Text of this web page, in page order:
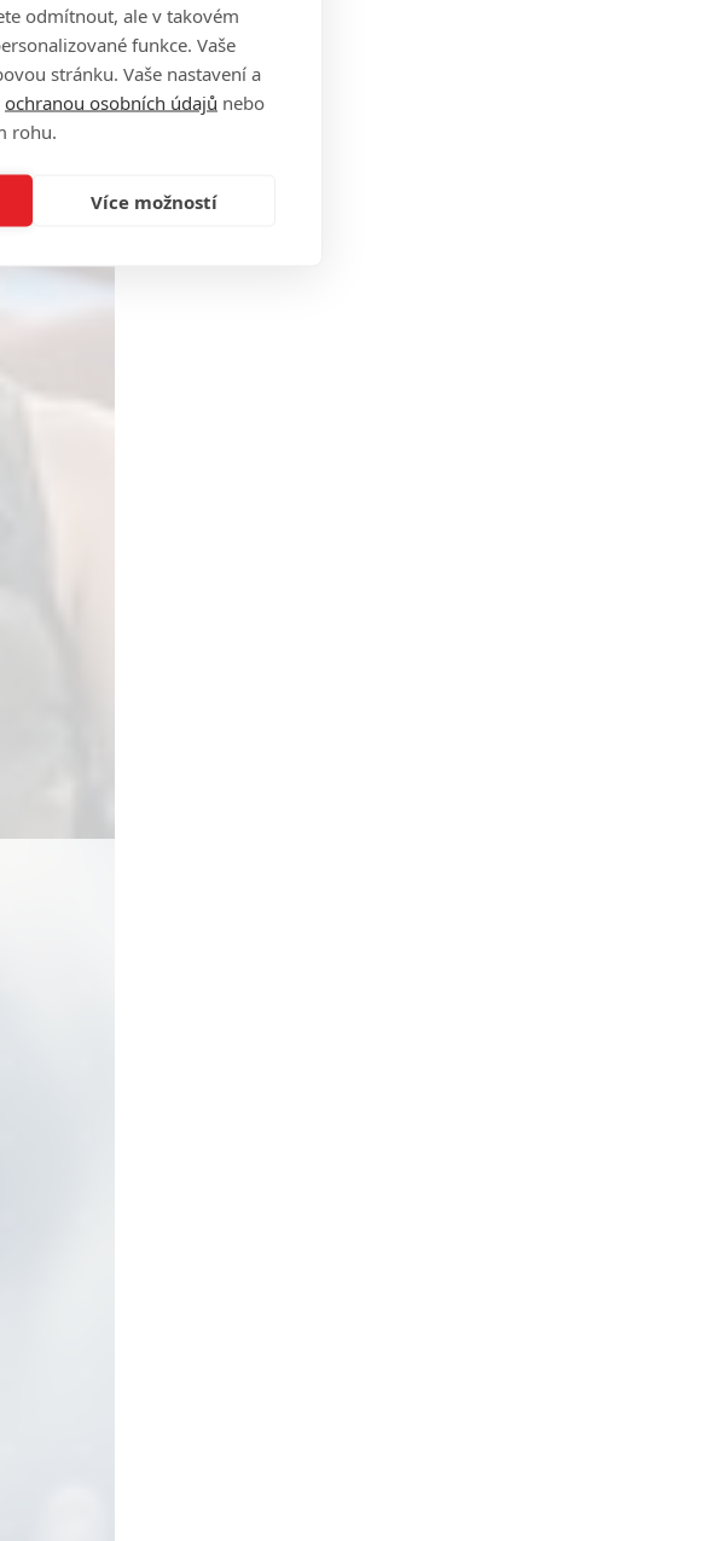
odmítnout, ale v takovém
funkce. Vaše
stránku. Vaše nastavení a
ochranou osobních údajů nebo
rohu.
Více možností